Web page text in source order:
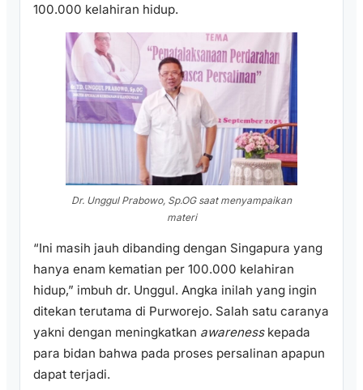
100.000 kelahiran hidup.
Dr. Unggul Prabowo, Sp.OG saat menyampaikan
materi
“Ini masih jauh dibanding dengan Singapura yang
hanya enam kematian per 100.000 kelahiran
hidup,” imbuh dr. Unggul. Angka inilah yang ingin
ditekan terutama di Purworejo. Salah satu caranya
yakni dengan meningkatkan awarenesskepada
para bidan bahwa pada proses persalinan apapun
dapat terjadi.